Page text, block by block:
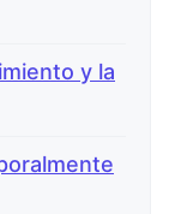
y la